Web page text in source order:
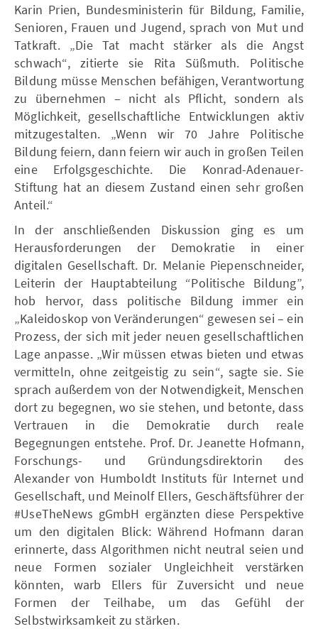
Karin Prien, Bundesministerin für Bildung, Familie,
Senioren, Frauen und Jugend, sprach von Mut und
Tatkraft. „Die Tat macht stärker als die Angst
schwach“, zitierte sie Rita Süßmuth. Politische
Bildung müsse Menschen befähigen, Verantwortung
zu übernehmen – nicht als Pflicht, sondern als
Möglichkeit, gesellschaftliche Entwicklungen aktiv
mitzugestalten. „Wenn wir 70 Jahre Politische
Bildung feiern, dann feiern wir auch in großen Teilen
eine Erfolgsgeschichte. Die Konrad-Adenauer-
Stiftung hat an diesem Zustand einen sehr großen
Anteil.“
In der anschließenden Diskussion ging es um
Herausforderungen der Demokratie in einer
digitalen Gesellschaft. Dr. Melanie Piepenschneider,
Leiterin der Hauptabteilung “Politische Bildung”,
hob hervor, dass politische Bildung immer ein
„Kaleidoskop von Veränderungen“ gewesen sei – ein
Prozess, der sich mit jeder neuen gesellschaftlichen
Lage anpasse. „Wir müssen etwas bieten und etwas
vermitteln, ohne zeitgeistig zu sein“, sagte sie. Sie
sprach außerdem von der Notwendigkeit, Menschen
dort zu begegnen, wo sie stehen, und betonte, dass
Vertrauen in die Demokratie durch reale
Begegnungen entstehe. Prof. Dr. Jeanette Hofmann,
Forschungs- und Gründungsdirektorin des
Alexander von Humboldt Instituts für Internet und
Gesellschaft, und Meinolf Ellers, Geschäftsführer der
#UseTheNews gGmbH ergänzten diese Perspektive
um den digitalen Blick: Während Hofmann daran
erinnerte, dass Algorithmen nicht neutral seien und
neue Formen sozialer Ungleichheit verstärken
könnten, warb Ellers für Zuversicht und neue
Formen der Teilhabe, um das Gefühl der
Selbstwirksamkeit zu stärken.